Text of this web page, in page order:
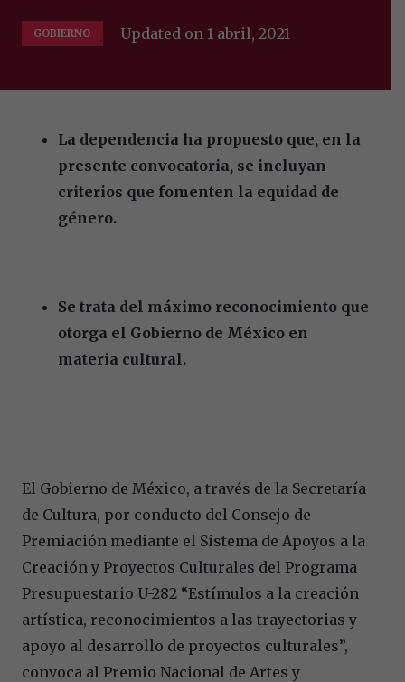
GOBIERNO Updated on 1 abril, 2021
La dependencia ha propuesto que, en la
presente convocatoria, se incluyan
criterios que fomenten la equidad de
género.
Se trata del máximo reconocimiento que
otorga el Gobierno de México en
materia cultural.
El Gobierno de México, a través de la Secretaría
de Cultura, por conducto del Consejo de
Premiación mediante el Sistema de Apoyos a la
Creación y Proyectos Culturales del Programa
Presupuestario U-282 “Estímulos a la creación
artística, reconocimientos a las trayectorias y
apoyo al desarrollo de proyectos culturales”,
convoca al Premio Nacional de Artes y